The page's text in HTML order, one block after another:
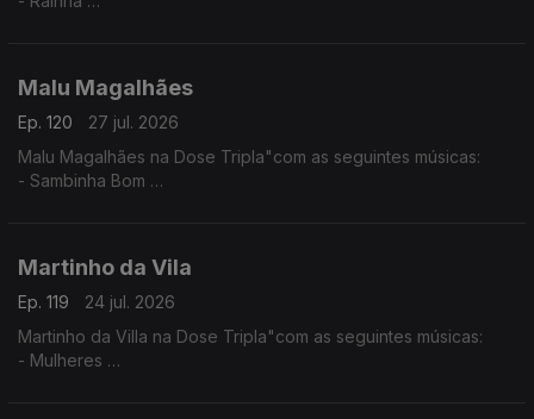
Malu Magalhães
Ep. 120
27 jul. 2026
Malu Magalhães na Dose Tripla"com as seguintes músicas:
- Sambinha Bom
Martinho da Vila
Ep. 119
24 jul. 2026
Martinho da Villa na Dose Tripla"com as seguintes músicas:
- Mulheres